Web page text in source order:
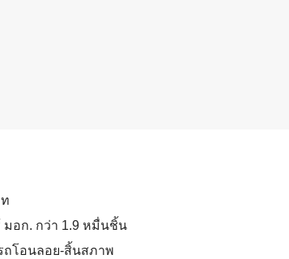
มอก. กว่า 1.9 หมื่นชิ้น
โอนลอย-สิ้นสภาพ